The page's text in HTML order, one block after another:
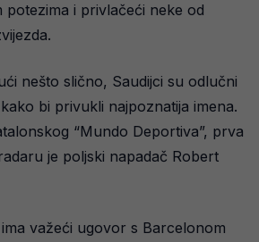
potezima i privlačeći neke od
nešto slično, Saudijci su odlučni
bi privukli najpoznatija imena.
“Mundo Deportiva”, prva
je poljski napadač Robert
važeći ugovor s Barcelonom